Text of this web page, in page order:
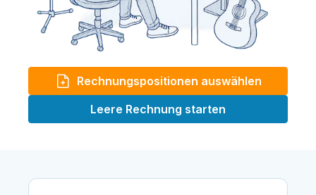
Rechnungspositionen auswählen
Leere Rechnung starten